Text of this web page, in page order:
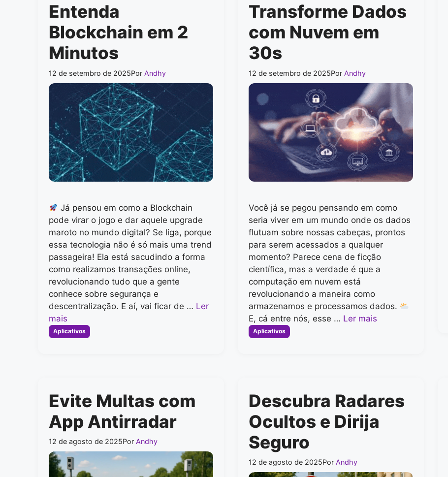
Entenda
Blockchain em 2
Minutos
12 de setembro de 2025Por Andhy
Já pensou em como a Blockchain
pode virar o jogo e dar aquele upgrade
maroto no mundo digital? Se liga, porque
essa tecnologia não é só mais uma trend
passageira! Ela está sacudindo a forma
como realizamos transações online,
revolucionando tudo que a gente
conhece sobre segurança e
descentralização. E aí, vai ficar de … Ler
mais
Categorias
Aplicativos
Transforme Dados
com Nuvem em
30s
12 de setembro de 2025Por Andhy
Você já se pegou pensando em como
seria viver em um mundo onde os dados
flutuam sobre nossas cabeças, prontos
para serem acessados a qualquer
momento? Parece cena de ficção
científica, mas a verdade é que a
computação em nuvem está
revolucionando a maneira como
armazenamos e processamos dados.
E, cá entre nós, esse … Ler mais
Categorias
Aplicativos
Evite Multas com
App Antirradar
12 de agosto de 2025Por Andhy
Descubra Radares
Ocultos e Dirija
Seguro
12 de agosto de 2025Por Andhy